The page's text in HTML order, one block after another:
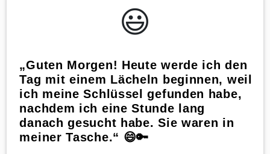
😃️
„Guten Morgen! Heute werde ich den
Tag mit einem Lächeln beginnen, weil
ich meine Schlüssel gefunden habe,
nachdem ich eine Stunde lang
danach gesucht habe. Sie waren in
meiner Tasche.“ 😄🔑